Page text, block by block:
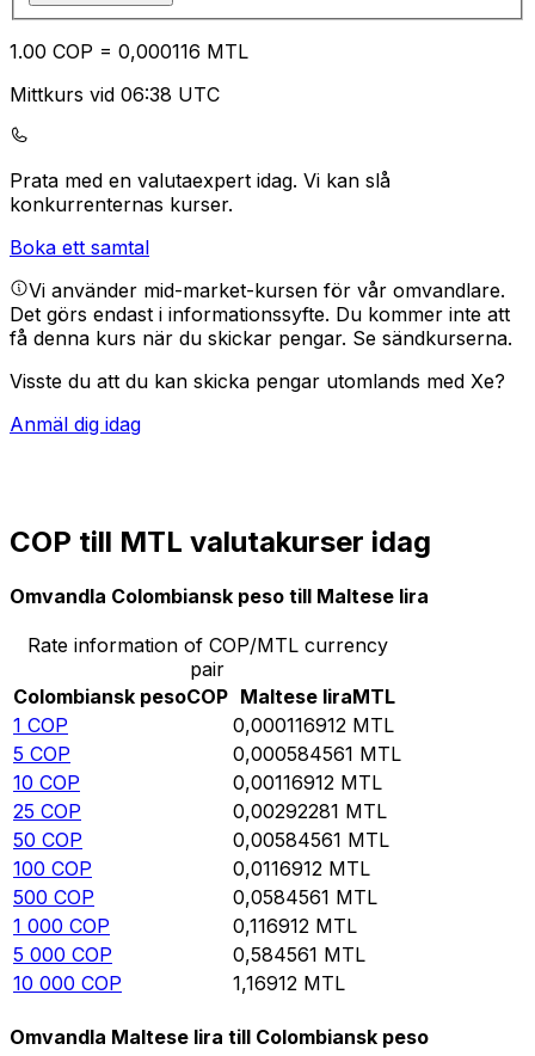
1.00 COP = 0,000116 MTL
Mittkurs vid 06:38 UTC
Prata med en valutaexpert idag. Vi kan slå
konkurrenternas kurser.
Boka ett samtal
Vi använder mid-market-kursen för vår omvandlare.
Det görs endast i informationssyfte. Du kommer inte att
få denna kurs när du skickar pengar. Se sändkurserna.
Visste du att du kan skicka pengar utomlands med Xe?
Anmäl dig idag
COP till MTL valutakurser idag
Omvandla Colombiansk peso till Maltese lira
Rate information of COP/MTL currency
pair
Colombiansk pesoCOP Maltese liraMTL
1 COP 0,000116912 MTL
5 COP 0,000584561 MTL
10 COP 0,00116912 MTL
25 COP 0,00292281 MTL
50 COP 0,00584561 MTL
100 COP 0,0116912 MTL
500 COP 0,0584561 MTL
1 000 COP 0,116912 MTL
5 000 COP 0,584561 MTL
10 000 COP 1,16912 MTL
Omvandla Maltese lira till Colombiansk peso